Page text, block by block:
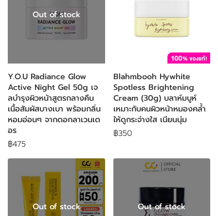
Out of stock
Y.O.U Radiance Glow
Active Night Gel 50g เจ
ลบำรุงผิวหน้าสูตรกลางคืน
เนื้อสัมผัสบางเบา พร้อมกลิ่น
หอมอ่อนๆ จากดอกลาเวนเด
อร
฿475
Blahmbooh Hywhite
Spotless Brightening
Cream (30g) บลาห์มบูห์
เหมาะกับคนผิวหน้าหมองคล้ำ
ให้ดูกระจ่างใส เนียนนุ่ม
฿350
Out of stock Out of stock